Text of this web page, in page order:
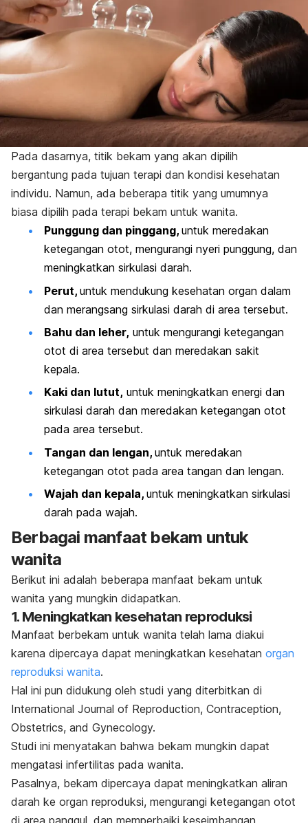
Pada dasarnya, titik bekam yang akan dipilih
bergantung pada tujuan terapi dan kondisi kesehatan
individu. Namun, ada beberapa titik yang umumnya
biasa dipilih pada terapi bekam untuk wanita.
Punggung dan pinggang, untuk meredakan
ketegangan otot, mengurangi nyeri punggung, dan
meningkatkan sirkulasi darah.
Perut, untuk mendukung kesehatan organ dalam
dan merangsang sirkulasi darah di area tersebut.
Bahu dan leher, untuk mengurangi ketegangan
otot di area tersebut dan meredakan sakit
kepala.
Kaki dan lutut, untuk meningkatkan energi dan
sirkulasi darah dan meredakan ketegangan otot
pada area tersebut.
Tangan dan lengan, untuk meredakan
ketegangan otot pada area tangan dan lengan.
Wajah dan kepala, untuk meningkatkan sirkulasi
darah pada wajah.
Berbagai manfaat bekam untuk
wanita
Berikut ini adalah beberapa manfaat bekam untuk
wanita yang mungkin didapatkan.
1. Meningkatkan kesehatan reproduksi
Manfaat berbekam untuk wanita telah lama diakui
karena dipercaya dapat meningkatkan kesehatan organ
reproduksi wanita.
Hal ini pun didukung oleh studi yang diterbitkan di
International Journal of Reproduction, Contraception,
Obstetrics, and Gynecology.
Studi ini menyatakan bahwa bekam mungkin dapat
mengatasi infertilitas pada wanita.
Pasalnya, bekam dipercaya dapat meningkatkan aliran
darah ke organ reproduksi, mengurangi ketegangan otot
di area panggul, dan memperbaiki keseimbangan